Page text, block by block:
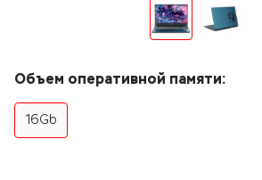
Объем оперативной памяти:
16Gb